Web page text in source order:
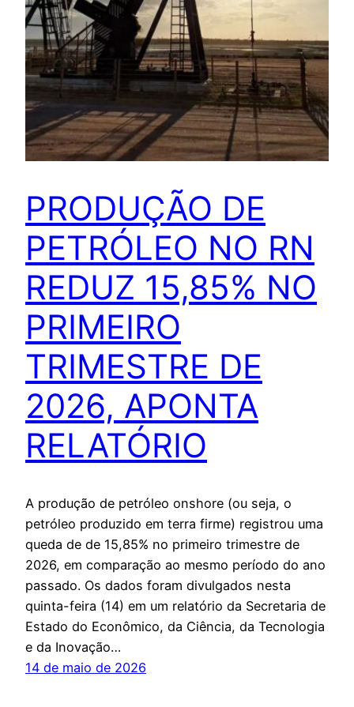
PRODUÇÃO DE
PETRÓLEO NO RN
REDUZ 15,85% NO
PRIMEIRO
TRIMESTRE DE
2026, APONTA
RELATÓRIO
A produção de petróleo onshore (ou seja, o
petróleo produzido em terra firme) registrou uma
queda de de 15,85% no primeiro trimestre de
2026, em comparação ao mesmo período do ano
passado. Os dados foram divulgados nesta
quinta-feira (14) em um relatório da Secretaria de
Estado do Econômico, da Ciência, da Tecnologia
e da Inovação…
14 de maio de 2026